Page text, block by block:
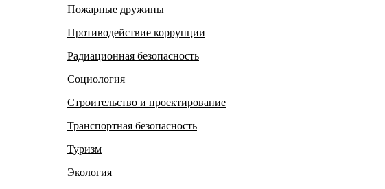
Пожарные дружины
Противодействие коррупции
Радиационная безопасность
Социология
Строительство и проектирование
Транспортная безопасность
Туризм
Экология